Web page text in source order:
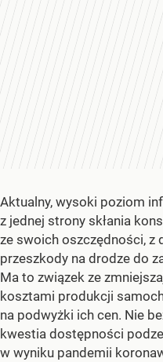
Aktualny, wysoki poziom
z jednej strony skłania
ze swoich oszczędności, z
przeszkody na drodze do
Ma to związek ze
kosztami produkcji
na podwyżki ich cen. Nie
kwestia dostępności
w wyniku pandemii